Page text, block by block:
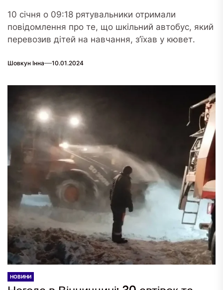
10 січня о 09:18 рятувальники отримали
повідомлення про те, що шкільний автобус, який
перевозив дітей на навчання, з’їхав у кювет.
Шовкун Інна 10.01.2024
НОВИНИ